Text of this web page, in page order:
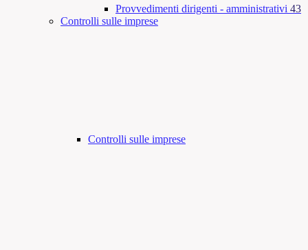
Provvedimenti dirigenti - amministrativi 43
Controlli sulle imprese
Controlli sulle imprese